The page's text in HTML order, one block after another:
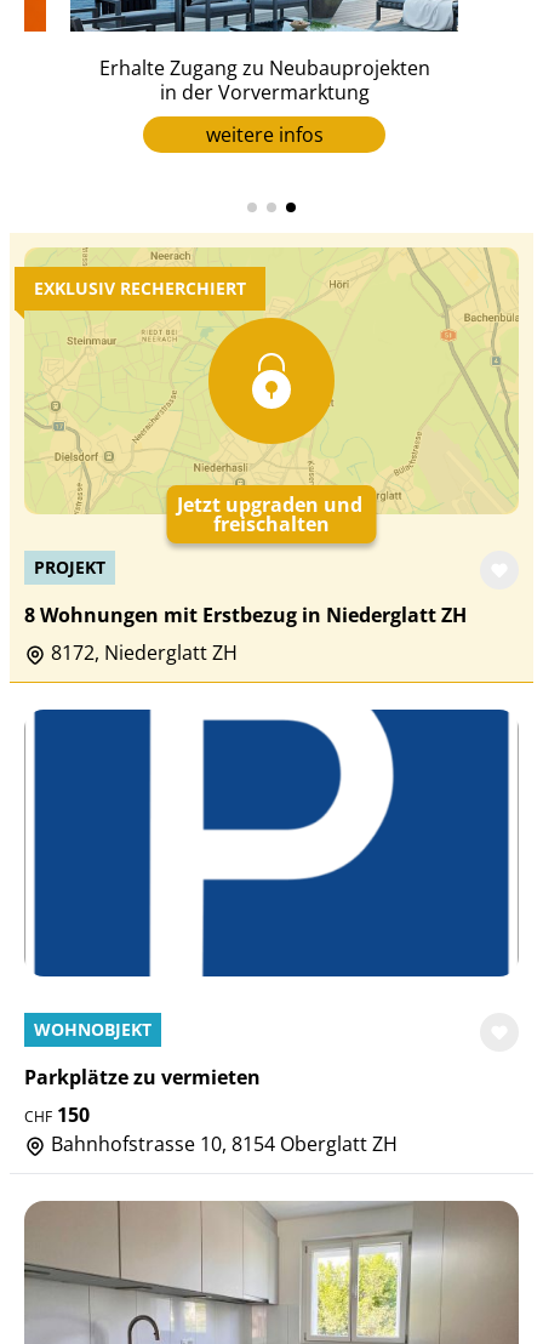
Erhalte Zugang zu Neubauprojekten
in der Vorvermarktung
weitere infos
EXKLUSIV RECHERCHIERT
Jetzt upgraden und
freischalten
PROJEKT
8 Wohnungen mit Erstbezug in Niederglatt ZH
8172, Niederglatt ZH
WOHNOBJEKT
Parkplätze zu vermieten
CHF 150
Bahnhofstrasse 10, 8154 Oberglatt ZH